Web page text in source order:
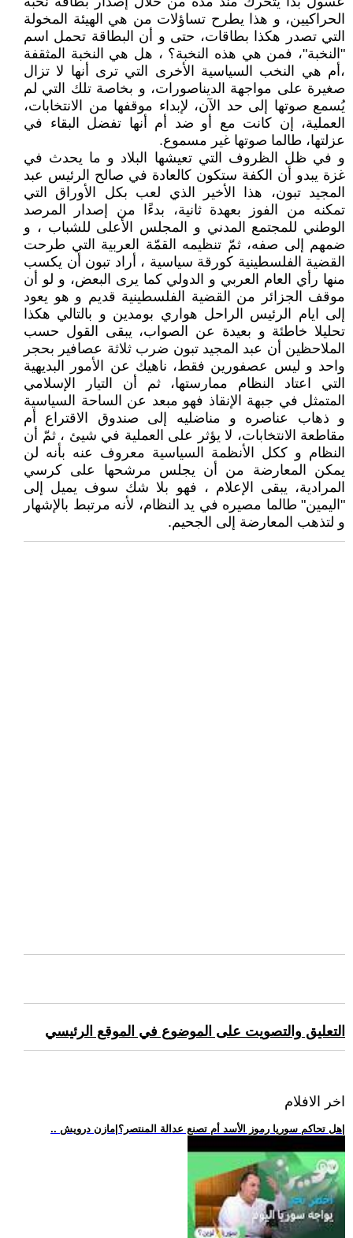
الحراكيين، و هذا يطرح تساؤلات من هي الهيئة المخولة
التي تصدر هكذا بطاقات، حتى و أن البطاقة تحمل اسم
"النخبة"، فمن هي هذه النخبة؟ ، هل هي النخبة المثقفة
،أم هي النخب السياسية الأخرى التي ترى أنها لا تزال
صغيرة على مواجهة الديناصورات، و بخاصة تلك التي لم
يُسمع صوتها إلى حد الآن، لإبداء موقفها من الانتخابات،
العملية، إن كانت مع أو ضد أم أنها تفضل البقاء في
عزلتها، طالما صوتها غير مسموع.
و في ظل الظروف التي تعيشها البلاد و ما يحدث في
غزة يبدو أن الكفة ستكون كالعادة في صالح الرئيس عبد
المجيد تبون، هذا الأخير الذي لعب بكل الأوراق التي
تمكنه من الفوز بعهدة ثانية، بدءًا من إصدار المرصد
الوطني للمجتمع المدني و المجلس الأعلى للشباب ، و
ضمهم إلى صفه، ثمّ تنظيمه القمّة العربية التي طرحت
القضية الفلسطينية كورقة سياسية ، أراد تبون أن يكسب
منها رأي العام العربي و الدولي كما يرى البعض، و لو أن
موقف الجزائر من القضية الفلسطينية قديم و هو يعود
إلى ايام الرئيس الراحل هواري بومدين و بالتالي هكذا
تحليلا خاطئة و بعيدة عن الصواب، يبقى القول حسب
الملاحظين أن عبد المجيد تبون ضرب ثلاثة عصافير بحجر
واحد و ليس عصفورين فقط، ناهيك عن الأمور البديهية
التي اعتاد النظام ممارستها، ثم أن التيار الإسلامي
المتمثل في جبهة الإنقاذ فهو مبعد عن الساحة السياسية
و ذهاب عناصره و مناضليه إلى صندوق الاقتراع أم
مقاطعة الانتخابات، لا يؤثر على العملية في شيئ ، ثمّ أن
النظام و ككل الأنظمة السياسية معروف عنه بأنه لن
يمكن المعارضة من أن يجلس مرشحها على كرسي
المرادية، يبقى الإعلام ، فهو بلا شك سوف يميل إلى
"اليمين" طالما مصيره في يد النظام، لأنه مرتبط بالإشهار
و لتذهب المعارضة إلى الجحيم.
التعليق والتصويت على الموضوع في الموقع الرئيسي
اخر الافلام